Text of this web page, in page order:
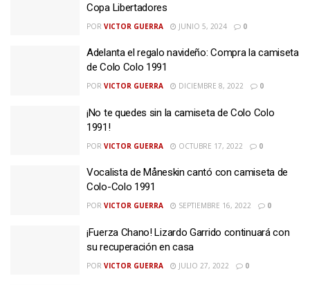
Copa Libertadores
POR VICTOR GUERRA JUNIO 5, 2024 0
Adelanta el regalo navideño: Compra la camiseta
de Colo Colo 1991
POR VICTOR GUERRA DICIEMBRE 8, 2022 0
¡No te quedes sin la camiseta de Colo Colo
1991!
POR VICTOR GUERRA OCTUBRE 17, 2022 0
Vocalista de Måneskin cantó con camiseta de
Colo-Colo 1991
POR VICTOR GUERRA SEPTIEMBRE 16, 2022 0
¡Fuerza Chano! Lizardo Garrido continuará con
su recuperación en casa
POR VICTOR GUERRA JULIO 27, 2022 0